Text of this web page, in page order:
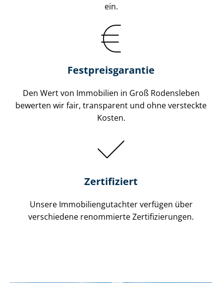
ein.
Festpreis​garantie
Den Wert von Immobilien in Groß Rodensleben
bewerten wir fair, transparent und ohne versteckte
Kosten.
Zertifiziert
Unsere Immobilien­gutachter verfügen über
verschiedene renommierte Zer­ti­fi­zie­run­gen.